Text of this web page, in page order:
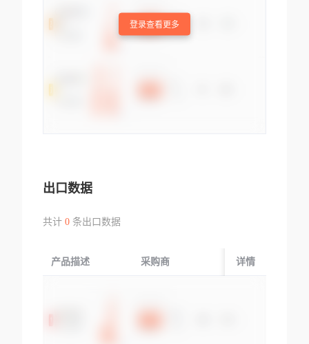
登录查看更多
出口数据
共计 0条出口数据
产品描述 采购商 起运国/地区
详情